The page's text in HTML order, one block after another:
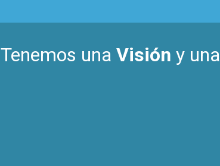
Tenemos una Visión y una